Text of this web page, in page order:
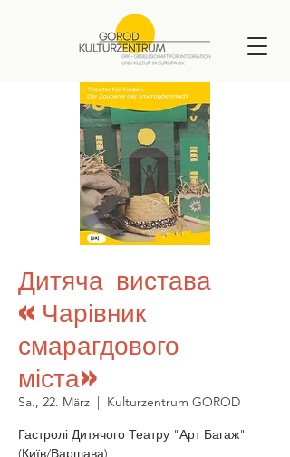
Дитяча вистава
«Чарівник
смарагдового
міста»
Sa., 22. März
  |
Kulturzentrum GOROD
Гастролі Дитячого Театру "Арт Багаж"
(Київ/Варшава)